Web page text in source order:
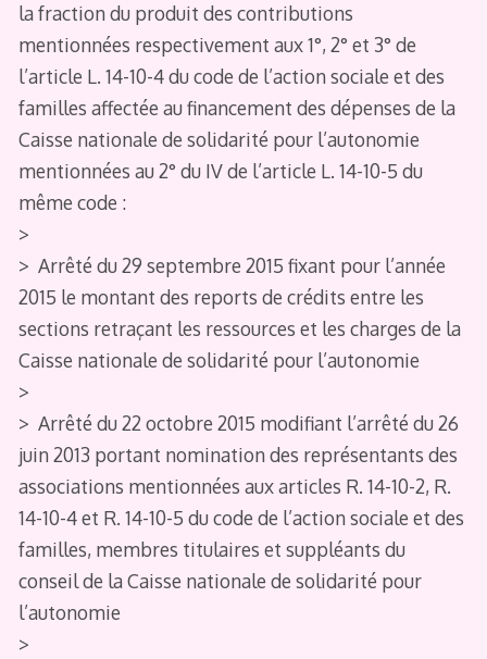
la fraction du produit des contributions
mentionnées respectivement aux 1°, 2° et 3° de
l’article L. 14-10-4 du code de l’action sociale et des
familles affectée au financement des dépenses de la
Caisse nationale de solidarité pour l’autonomie
mentionnées au 2° du IV de l’article L. 14-10-5 du
même code :
>
> Arrêté du 29 septembre 2015 fixant pour l’année
2015 le montant des reports de crédits entre les
sections retraçant les ressources et les charges de la
Caisse nationale de solidarité pour l’autonomie
>
> Arrêté du 22 octobre 2015 modifiant l’arrêté du 26
juin 2013 portant nomination des représentants des
associations mentionnées aux articles R. 14-10-2, R.
14-10-4 et R. 14-10-5 du code de l’action sociale et des
familles, membres titulaires et suppléants du
conseil de la Caisse nationale de solidarité pour
l’autonomie
>